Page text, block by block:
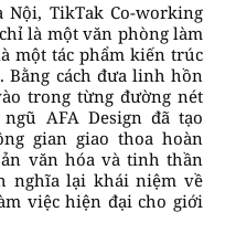
Nội, TikTak Co-working
là một văn phòng làm
một tác phẩm kiến trúc
Bằng cách đưa linh hồn
trong từng đường nét
AFA Design đã tạo
gian giao thoa hoàn
văn hóa và tinh thần
nghĩa lại khái niệm về
việc hiện đại cho giới